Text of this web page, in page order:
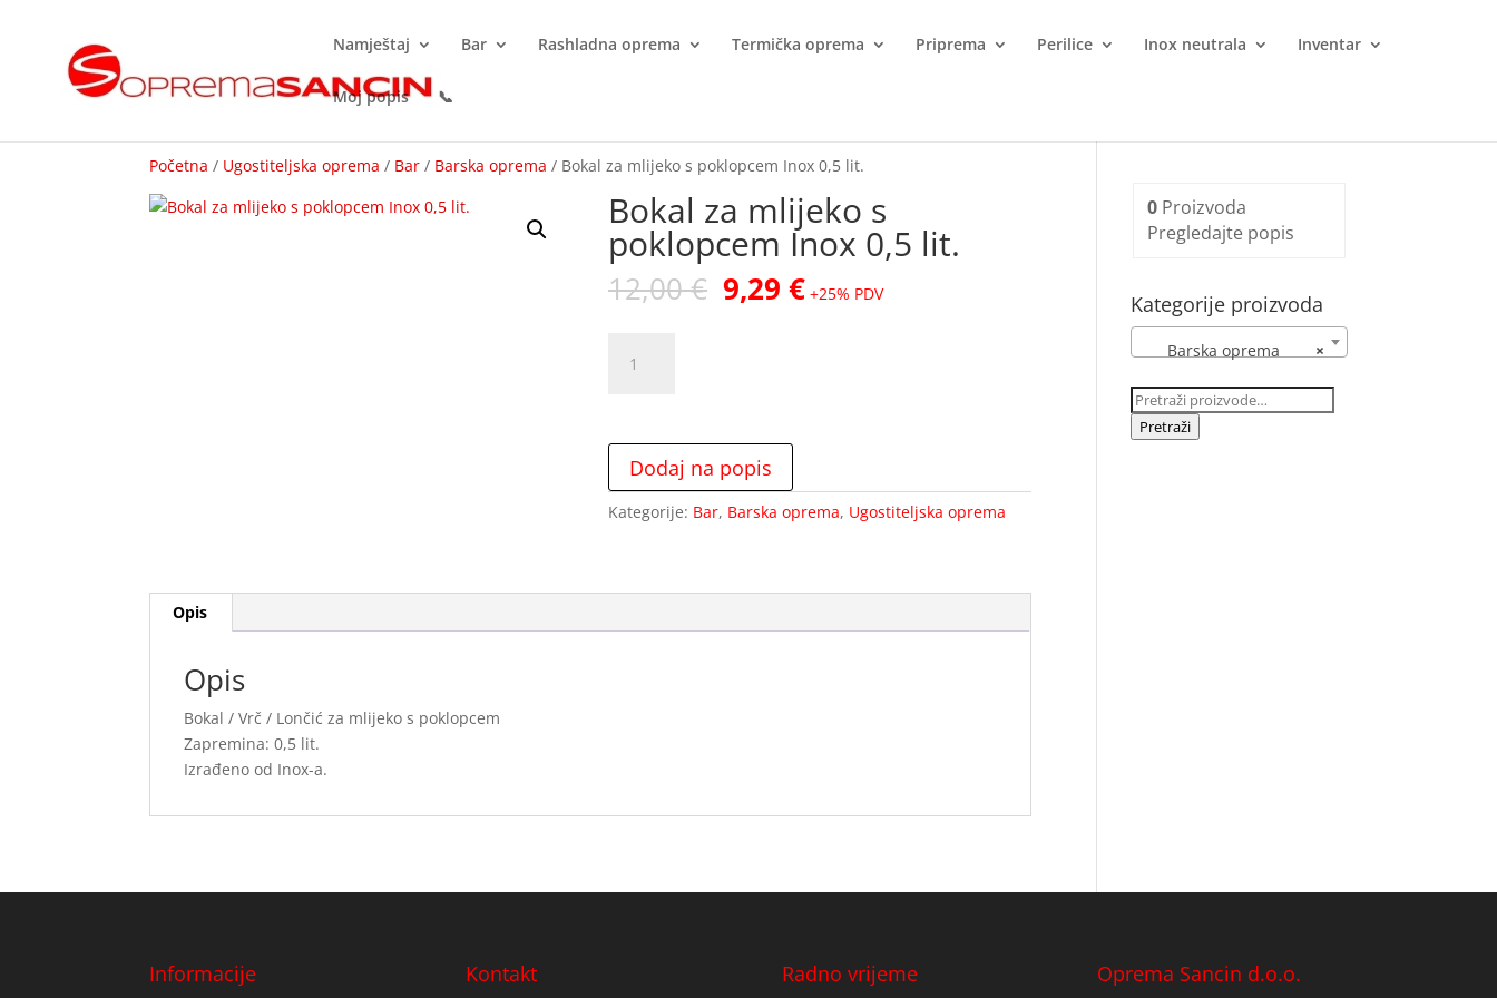
Namještaj Bar Rashladna oprema Termička oprema Priprema Perilice Inox neutrala Inventar
Moj popis 📞
Početna / Ugostiteljska oprema / Bar / Barska oprema / Bokal za mlijeko s poklopcem Inox 0,5 lit.
Bokal za mlijeko s
poklopcem Inox 0,5 lit.
12,00€ Izvorna
cijena
9,29€Trenutna
cijena
+25% PDV
poklopcem
Inox
0,5
lit.
Dodaj na popis
Kategorije: Bar, Barska oprema, Ugostiteljska oprema
Opis
Opis
Bokal / Vrč / Lončić za mlijeko s poklopcem
Zapremina: 0,5 lit.
Izrađeno od Inox-a.
0 Proizvoda
Pregledajte popis
Kategorije proizvoda
×
Barska oprema
Pretraži:
Pretraži
Informacije Kontakt Radno vrijeme Oprema Sancin d.o.o.